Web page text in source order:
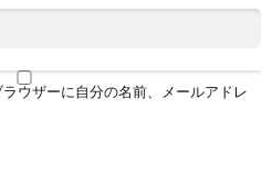
ウザーに自分の名前、メールアドレ